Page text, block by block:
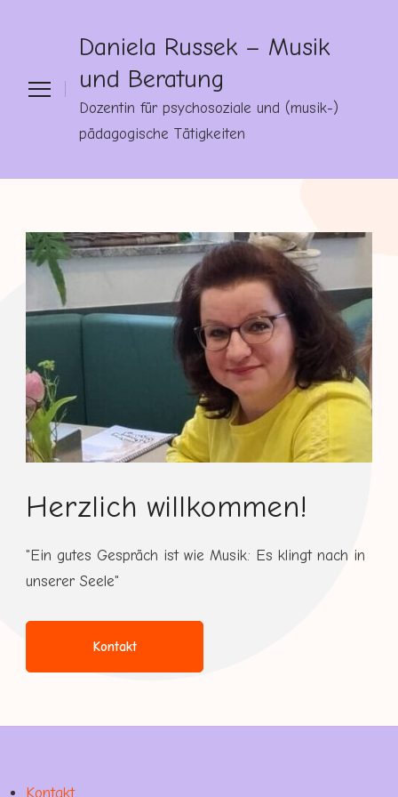
Daniela Russek – Musik
und Beratung
Dozentin für psychosoziale und (musik-)
pädagogische Tätigkeiten
Herzlich willkommen!
"Ein gutes Gespräch ist wie Musik: Es klingt nach in
unserer Seele"
Kontakt
Kontakt